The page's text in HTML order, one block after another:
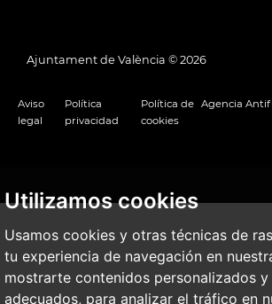
Utilizamos cookies
Usamos cookies y otras técnicas de
tu experiencia de navegación en
mostrarte contenidos personalizados y
adecuados, para analizar el tráfico en
Ajuntament de València © 2026
Aviso
legal
Política
privacidad
Política de
cookies
Agencia